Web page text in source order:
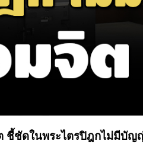
ชี้ชัดในพระไตรปิฎกไม่มีบั